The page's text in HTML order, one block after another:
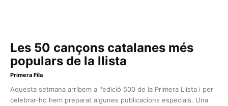
Les 50 cançons catalanes més
populars de la llista
Primera Fila
Aquesta setmana arribem a l'edició 500 de la Primera Llista i per
celebrar-ho hem preparat algunes publicacions especials. Una